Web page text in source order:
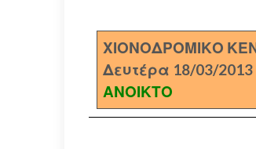
ΧΙΟΝΟΔΡΟΜΙΚΟ
Δευτέρα 18/03/2013
ΑΝΟΙΚΤΟ